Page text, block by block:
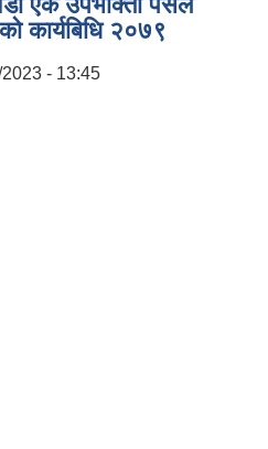
कार्यबिधि २०७९
- 13:45